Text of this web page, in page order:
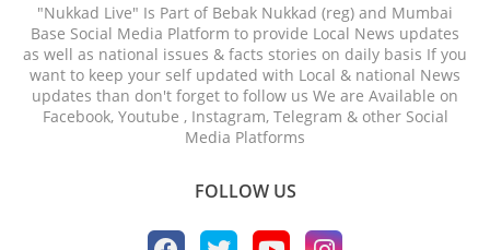
"Nukkad Live" Is Part of Bebak Nukkad (reg) and Mumbai
Base Social Media Platform to provide Local News updates
as well as national issues & facts stories on daily basis If you
want to keep your self updated with Local & national News
updates than don't forget to follow us We are Available on
Facebook, Youtube , Instagram, Telegram & other Social
Media Platforms
FOLLOW US